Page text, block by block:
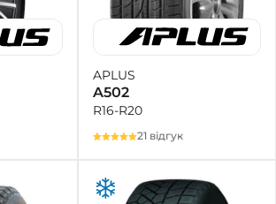
APLUS
A502
R16-R20
21 відгук